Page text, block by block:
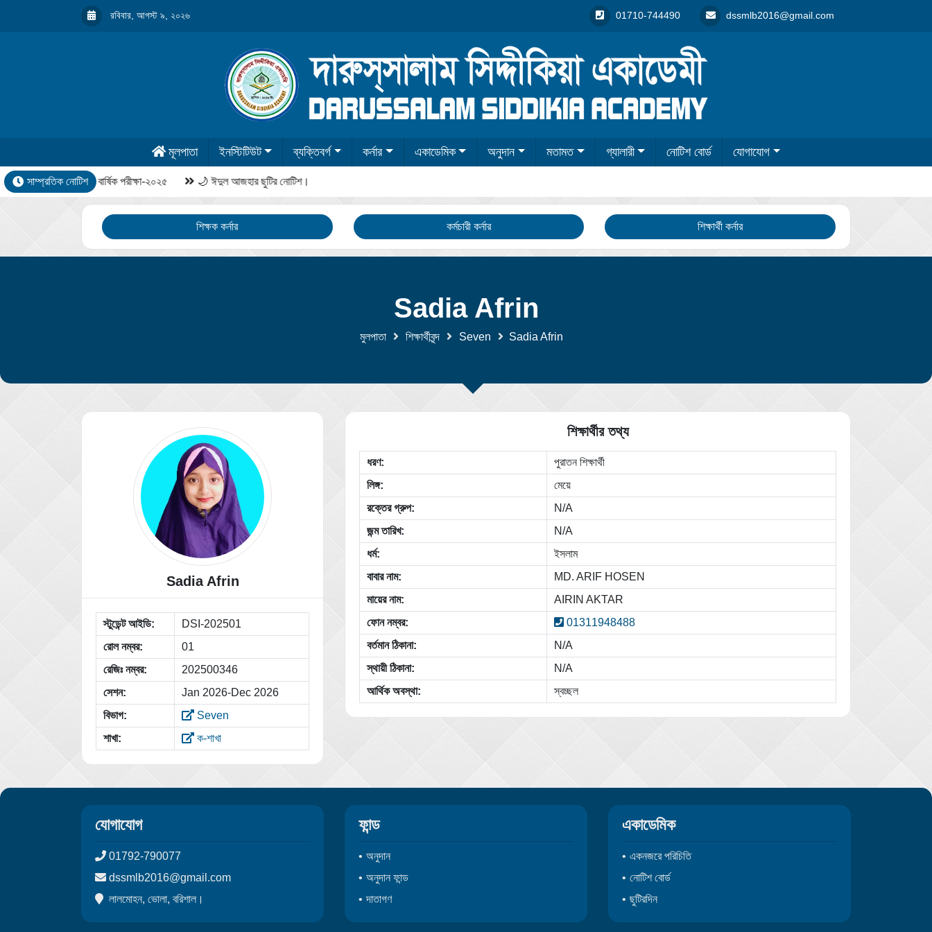
রবিবার, আগস্ট ৯, ২০২৬ 01710-744490 dssmlb2016@gmail.com
মূলপাতা ইনস্টিটিউট ব্যক্তিবর্গ কর্নার একাডেমিক অনুদান মতামত গ্যালারী নোটিশ বোর্ড যোগাযোগ
সাম্প্রতিক নোটিশ বার্ষিক পরীক্ষা-২০২৫ 🌙 ঈদুল আজহার ছুটির নোটিশ।
শিক্ষক কর্নার কর্মচারী কর্নার শিক্ষার্থী কর্নার
Sadia Afrin
মুলপাতা শিক্ষার্থীবৃন্দ Seven Sadia Afrin
Sadia Afrin
স্টুডেন্ট আইডি:
DSI-202501
রোল নম্বর:
01
রেজিঃ নম্বর:
202500346
সেশন:
Jan 2026-Dec 2026
বিভাগ:
Seven
শাখা:
ক-শাখা
শিক্ষার্থীর তথ্য
ধরণ:
পুরাতন শিক্ষার্থী
লিঙ্গ:
মেয়ে
রক্তের গ্রুপ:
N/A
জন্ম তারিখ:
N/A
ধর্ম:
ইসলাম
বাবার নাম:
MD. ARIF HOSEN
মায়ের নাম:
AIRIN AKTAR
ফোন নম্বর:
01311948488
বর্তমান ঠিকানা:
N/A
স্থায়ী ঠিকানা:
N/A
আর্থিক অবস্থা:
স্বচ্ছল
যোগাযোগ
01792-790077
dssmlb2016@gmail.com
লালমোহন, ভোলা, বরিশাল।
ফান্ড
অনুদান
অনুদান ফান্ড
দাতাগণ
একাডেমিক
একনজরে পরিচিতি
নোটিশ বোর্ড
ছুটিরদিন